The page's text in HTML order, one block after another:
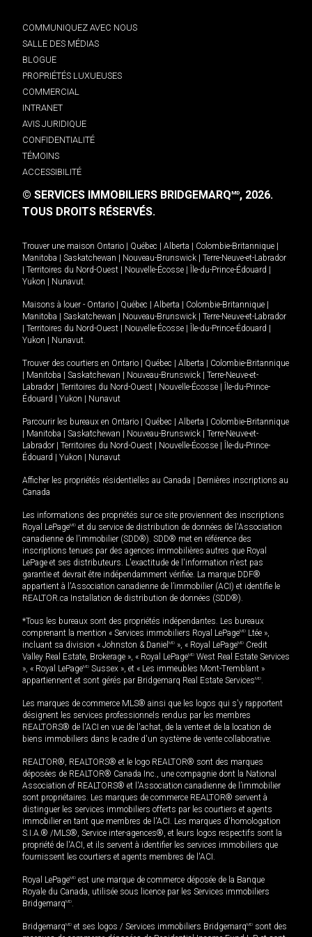
COMMUNIQUEZ AVEC NOUS
SALLE DES MÉDIAS
BLOGUE
PROPRIÉTÉS LUXUEUSES
COMMERCIAL
INTRANET
AVIS JURIDIQUE
CONFIDENTIALITÉ
TÉMOINS
ACCESSIBILITÉ
© SERVICES IMMOBILIERS BRIDGEMARQMD, 2026.
TOUS DROITS RÉSERVÉS.
Trouver une maison Ontario Québec Alberta Colombie-Britannique
Manitoba
Saskatchewan Nouveau-Brunswick
Terre-Neuve-et-Labrador
Territoires du Nord-Ouest Nouvelle-Écosse Île-du-Prince-Édouard
Yukon
Nunavut.
Maisons à louer - Ontario Québec Alberta Colombie-Britannique
Manitoba
Saskatchewan Nouveau-Brunswick
Terre-Neuve-et-Labrador
Territoires du Nord-Ouest Nouvelle-Écosse Île-du-Prince-Édouard
Yukon
Nunavut.
Trouver des courtiers en Ontario Québec Alberta
Colombie-Britannique
Manitoba Saskatchewan Nouveau-Brunswick
Terre-Neuve-et-
Labrador
Territoires du Nord-Ouest Nouvelle-Écosse
Île-du-Prince-
Édouard
Yukon Nunavut
Parcourir les bureaux en Ontario Québec Alberta
Colombie-Britannique
Manitoba Saskatchewan Nouveau-Brunswick
Terre-Neuve-et-
Labrador
Territoires du Nord-Ouest Nouvelle-Écosse
Île-du-Prince-
Édouard
Yukon Nunavut
Afficher les propriétés résidentielles au Canada
Dernières inscriptions au
Canada
Les informations des propriétés sur ce site proviennent des inscriptions
Royal LePageMD et du service de distribution de données de l'Association
canadienne de l’immobilier (SDD®). SDD® met en référence des
inscriptions tenues par des agences immobilières autres que Royal
LePage et ses distributeurs. L'exactitude de l'information n'est pas
garantie et devrait être indépendamment vérifiée. La marque DDF®
appartient à l'Association canadienne de l’immobilier (ACI) et identifie le
REALTOR.ca Installation de distribution de données (SDD®).
*Tous les bureaux sont des propriétés indépendantes. Les bureaux
comprenant la mention « Services immobiliers Royal LePageMD Ltée »,
incluant sa division « Johnston & Daniel MD », « Royal LePageMD Credit
Valley Real Estate, Brokerage », « Royal LePageMD West Real Estate Services
», « Royal LePageMD Sussex », et « Les immeubles Mont-Tremblant »
appartiennent et sont gérés par Bridgemarq Real Estate ServicesMD.
Les marques de commerce MLS® ainsi que les logos qui s'y rapportent
désignent les services professionnels rendus par les membres
REALTORS® de l'ACI en vue de l'achat, de la vente et de la location de
biens immobiliers dans le cadre d'un système de vente collaborative.
REALTOR®, REALTORS® et le logo REALTOR® sont des marques
déposées de REALTOR® Canada Inc., une compagnie dont la National
Association of REALTORS® et l'Association canadienne de l’immobilier
sont propriétaires. Les marques de commerce REALTOR® servent à
distinguer les services immobiliers offerts par les courtiers et agents
immobilier en tant que membres de l'ACI. Les marques d'homologation
S.I.A.® /MLS®, Service inter-agences®, et leurs logos respectifs sont la
propriété de l'ACI, et ils servent à identifier les services immobiliers que
fournissent les courtiers et agents membres de l'ACI.
Royal LePageMD est une marque de commerce déposée de la Banque
Royale du Canada, utilisée sous licence par les Services immobiliers
BridgemarqMD.
BridgemarqMD et ses logos / Services immobiliers BridgemarqMD sont des